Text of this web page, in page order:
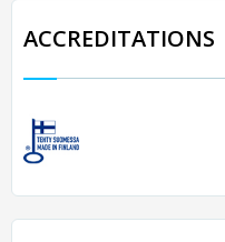
ACCREDITATIONS